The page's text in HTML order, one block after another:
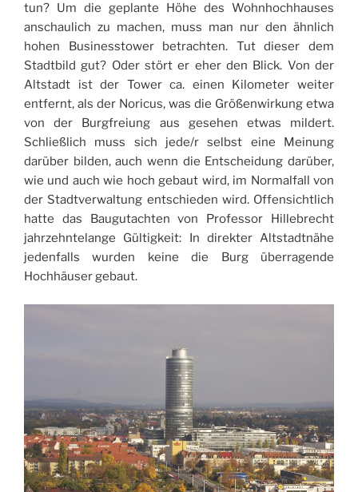
tun? Um die geplante Höhe des Wohnhochhauses
anschaulich zu machen, muss man nur den ähnlich
hohen Businesstower betrachten. Tut dieser dem
Stadtbild gut? Oder stört er eher den Blick. Von der
Altstadt ist der Tower ca. einen Kilometer weiter
entfernt, als der Noricus, was die Größenwirkung etwa
von der Burgfreiung aus gesehen etwas mildert.
Schließlich muss sich jede/r selbst eine Meinung
darüber bilden, auch wenn die Entscheidung darüber,
wie und auch wie hoch gebaut wird, im Normalfall von
der Stadtverwaltung entschieden wird. Offensichtlich
hatte das Baugutachten von Professor Hillebrecht
jahrzehntelange Gültigkeit: In direkter Altstadtnähe
jedenfalls wurden keine die Burg überragende
Hochhäuser gebaut.